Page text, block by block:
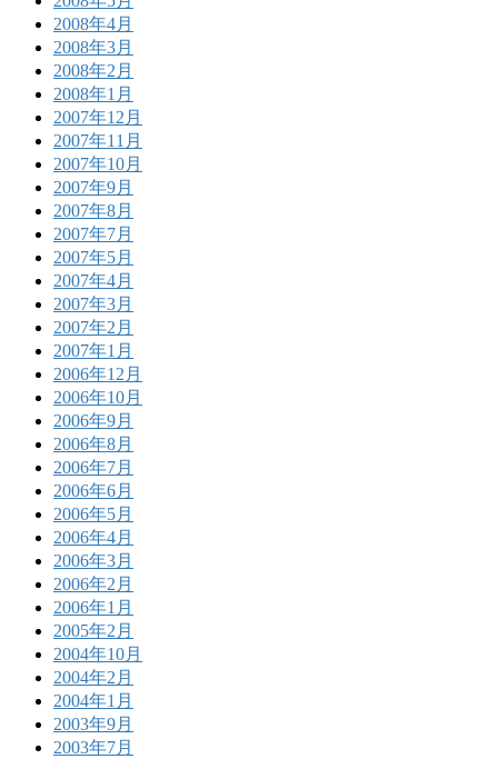
2008年4月
2008年3月
2008年2月
2008年1月
2007年12月
2007年11月
2007年10月
2007年9月
2007年8月
2007年7月
2007年5月
2007年4月
2007年3月
2007年2月
2007年1月
2006年12月
2006年10月
2006年9月
2006年8月
2006年7月
2006年6月
2006年5月
2006年4月
2006年3月
2006年2月
2006年1月
2005年2月
2004年10月
2004年2月
2004年1月
2003年9月
2003年7月